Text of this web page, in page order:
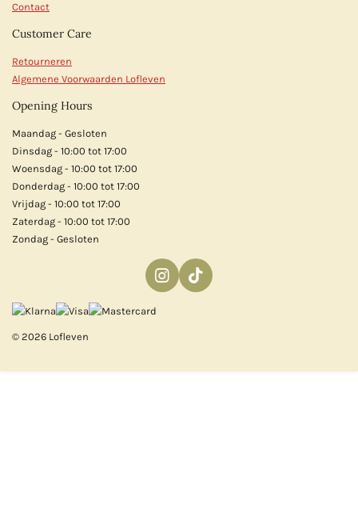
Contact
Customer Care
Retourneren
Algemene Voorwaarden Lofleven
Opening Hours
Maandag - Gesloten
Dinsdag - 10:00 tot 17:00
Woensdag - 10:00 tot 17:00
Donderdag - 10:00 tot 17:00
Vrijdag - 10:00 tot 17:00
Zaterdag - 10:00 tot 17:00
Zondag - Gesloten
I
n
r
T
i
© 2026 Lofleven